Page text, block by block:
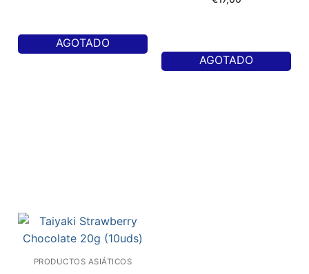
AGOTADO
AGOTADO
PRODUCTOS ASIÁTICOS